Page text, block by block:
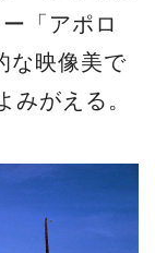
「アポロ
な映像美で
がえる。